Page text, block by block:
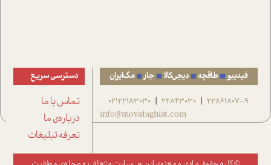
فیدیبو طاقچه دیجی‌کالا جار مگ‌ایران
22861807-9
|
22843030
|
02122183030
info@movafaghiat.com
دسترسی سریع
تماس با ما
درباره‌ی ما
تعرفه تبلیغات